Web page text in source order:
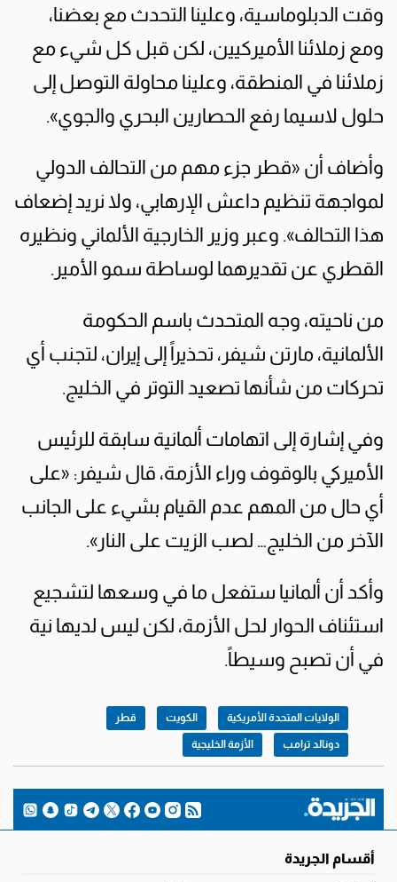
وقت الدبلوماسية، وعلينا التحدث مع بعضنا،
ومع زملائنا الأميركيين، لكن قبل كل شيء مع
زملائنا في المنطقة، وعلينا محاولة التوصل إلى
حلول لاسيما رفع الحصارين البحري والجوي».
وأضاف أن «قطر جزء مهم من التحالف الدولي
لمواجهة تنظيم داعش الإرهابي، ولا نريد إضعاف
هذا التحالف». وعبر وزير الخارجية الألماني ونظيره
القطري عن تقديرهما لوساطة سمو الأمير.
من ناحيته، وجه المتحدث باسم الحكومة
الألمانية، مارتن شيفر، تحذيراً إلى إيران، لتجنب أي
تحركات من شأنها تصعيد التوتر في الخليج.
وفي إشارة إلى اتهامات ألمانية سابقة للرئيس
الأميركي بالوقوف وراء الأزمة، قال شيفر: «على
أي حال من المهم عدم القيام بشيء على الجانب
الآخر من الخليج… لصب الزيت على النار».
وأكد أن ألمانيا ستفعل ما في وسعها لتشجيع
استئناف الحوار لحل الأزمة، لكن ليس لديها نية
في أن تصبح وسيطاً.
الولايات المتحدة الأمريكية الكويت قطر
دونالد ترامب الأزمة الخليجية
أقسام الجريدة